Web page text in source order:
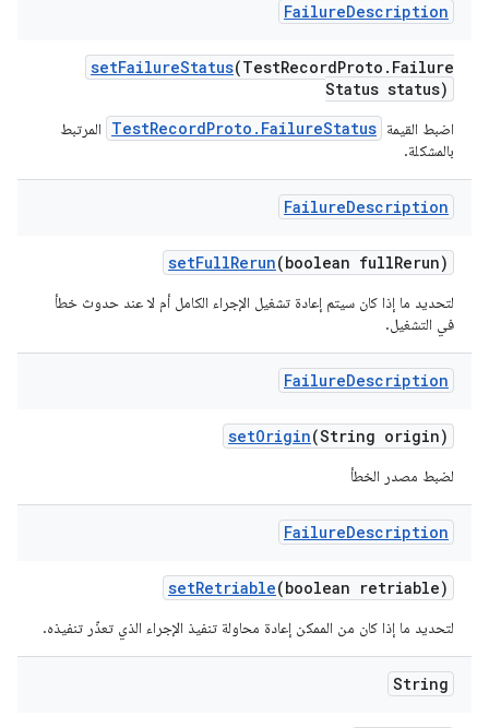
FailureDescription
setFailureStatus(TestRecordProto . Failure
Status status)
اضبط القيمة TestRecordProto.FailureStatus
المرتبط
بالمشكلة.
FailureDescription
setFullRerun(boolean fullRerun)
لتحديد ما إذا كان سيتم إعادة تشغيل الإجراء الكامل أم لا عند حدوث خطأ
في التشغيل.
FailureDescription
setOrigin(String origin)
لضبط مصدر الخطأ
FailureDescription
setRetriable(boolean retriable)
لتحديد ما إذا كان من الممكن إعادة محاولة تنفيذ الإجراء الذي تعذّر تنفيذه.
String